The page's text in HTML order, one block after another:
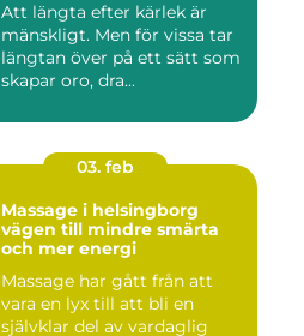
Att längta efter kärlek är
mänskligt. Men för vissa tar
längtan över på ett sätt som
skapar oro, dra...
03. feb
Massage i helsingborg
vägen till mindre smärta
och mer energi
Massage har gått från att
vara en lyx till att bli en
självklar del av vardaglig